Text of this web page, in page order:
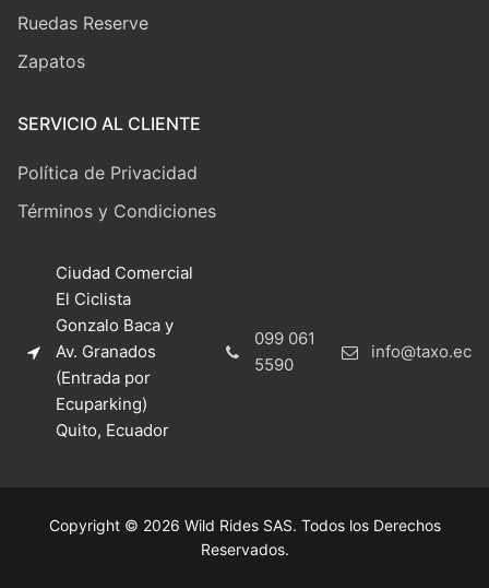
Ruedas Reserve
Zapatos
SERVICIO AL CLIENTE
Política de Privacidad
Términos y Condiciones
Ciudad Comercial
El Ciclista
Gonzalo Baca y
Av. Granados
(Entrada por
Ecuparking)
Quito, Ecuador
099 061
5590
info@taxo.ec
Copyright © 2026 Wild Rides SAS. Todos los Derechos
Reservados.